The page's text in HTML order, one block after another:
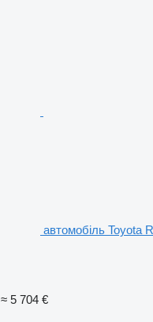
автомобіль Toyota
≈ 5 704 €